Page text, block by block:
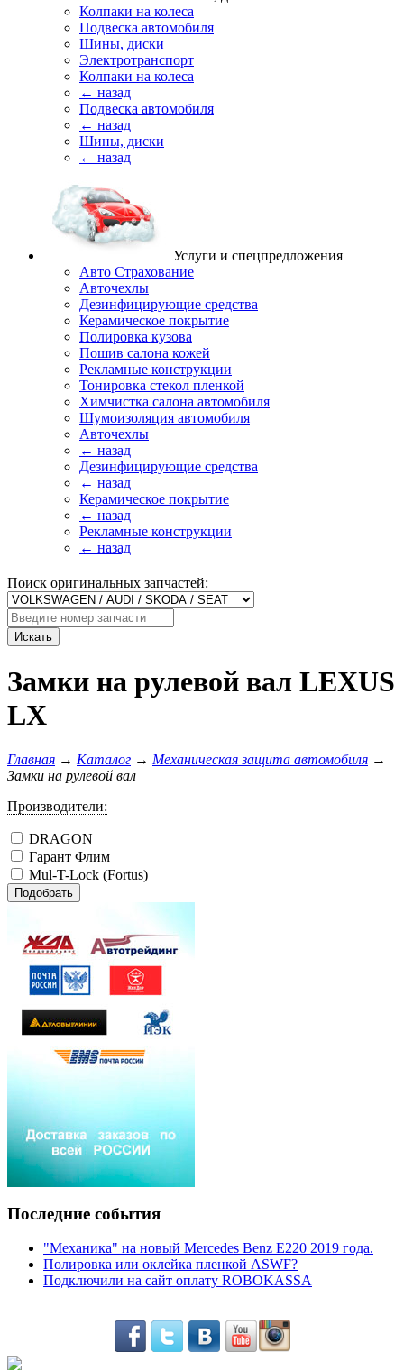
Колпаки на колеса
Подвеска автомобиля
Шины, диски
Электротранспорт
Колпаки на колеса
← назад
Подвеска автомобиля
← назад
Шины, диски
← назад
Услуги и спецпредложения
Авто Страхование
Авточехлы
Дезинфицирующие средства
Керамическое покрытие
Полировка кузова
Пошив салона кожей
Рекламные конструкции
Тонировка стекол пленкой
Химчистка салона автомобиля
Шумоизоляция автомобиля
Авточехлы
← назад
Дезинфицирующие средства
← назад
Керамическое покрытие
← назад
Рекламные конструкции
← назад
Поиск оригинальных запчастей:
Искать
Замки на рулевой вал LEXUS
LX
Главная → Каталог → Механическая защита автомобиля →
Замки на рулевой вал
Производители:
DRAGON
Гарант Флим
Mul-T-Lock (Fortus)
Подобрать
Последние события
"Механика" на новый Mercedes Benz E220 2019 года.
Полировка или оклейка пленкой ASWF?
Подключили на сайт оплату ROBOKASSA